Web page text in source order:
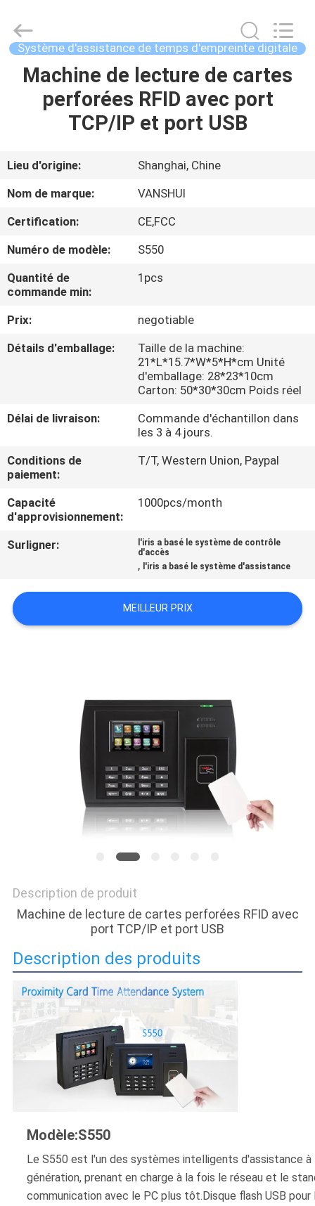
MAISON
PRODUITS
VIDÉOS
À
PROPOS
NOUS
L'USINE
CONTRÔLE
LA
QUALITÉ
CONTACTER
POLITIQUE
MATIÈRE
DE
PROTECTION
DE
LA
VIE
PRIVÉE
VANSHUI
ENTERPRISE
COMPANY
LIMITED.
Reserved.
Système d'assistance de temps d'empreinte digitale
Machine de lecture de cartes
perforées RFID avec port
TCP/IP et port USB
Lieu d'origine:
Shanghai, Chine
Nom de marque:
VANSHUI
Certification:
CE,FCC
Numéro de modèle:
S550
Quantité de
commande min:
1pcs
Prix:
negotiable
Détails d'emballage:
Taille de la machine:
21*L*15.7*W*5*H*cm Unité
d'emballage: 28*23*10cm
Carton: 50*30*30cm Poids réel
Délai de livraison:
Commande d'échantillon dans
les 3 à 4 jours.
Conditions de
paiement:
T/T, Western Union, Paypal
Capacité
d'approvisionnement:
1000pcs/month
Surligner:
l'iris a basé le système de contrôle
d'accès
, l'iris a basé le système d'assistance
MEILLEUR PRIX
Description de produit
Machine de lecture de cartes perforées RFID avec
port TCP/IP et port USB
Description des produits
Modèle:S550
Le S550 est l'un des systèmes intelligents d'assistance
génération, prenant en charge à la fois le réseau et le
communication avec le PC plus tôt.Disque flash USB